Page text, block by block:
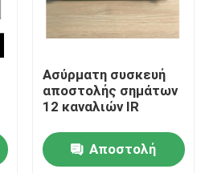
Ασύρματη συσκευή
αποστολής σημάτων
12 καναλιών IR
Αποστολή